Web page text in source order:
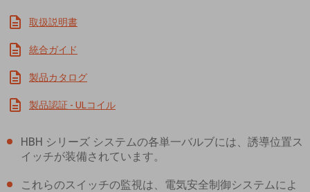
取扱説明書
統合ガイド
製品カタログ
製品認証 - ULコイル
HBH シリーズ システムの各単一バルブには、誘導位置ス
イッチが装備されています。
これらのスイッチの監視は、電気安全制御システムによ